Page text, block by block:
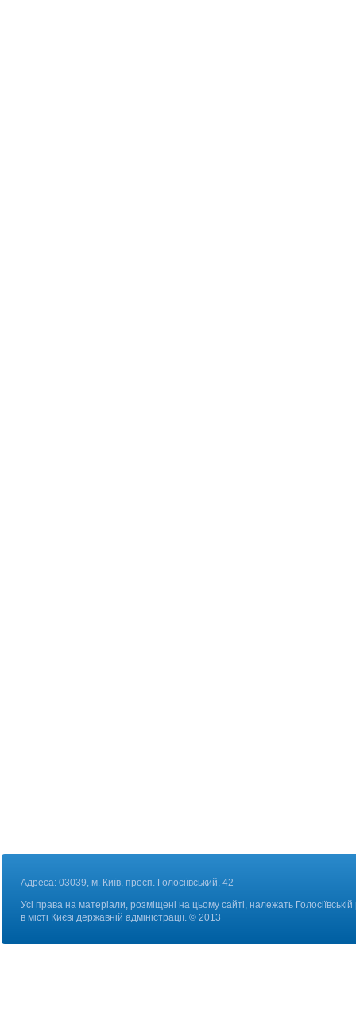
Адреса: 03039, м. Київ, просп. Голосіївський, 42
Усі права на матеріали, розміщені на цьому сайті, належать
в місті Києві державній адміністрації. © 2013